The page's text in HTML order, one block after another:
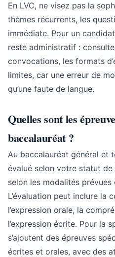
En LVC, ne visez pas la
thèmes récurrents, les
immédiate. Pour un
reste administratif :
convocations, les formats
limites, car une erreur de
qu’une faute de langue.
Quelles sont les
baccalauréat ?
Au baccalauréat général et
évalué selon votre statut
selon les modalités prévues
L’évaluation peut inclure la
l’expression orale, la
l’expression écrite. Pour la
s’ajoutent des épreuves
écrites et orales, avec des